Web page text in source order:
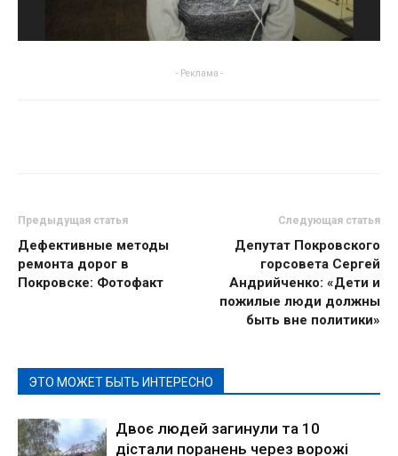
- Реклама -
Предыдущая статья
Дефективные методы
ремонта дорог в
Покровске: Фотофакт
Следующая статья
Депутат Покровского
горсовета Сергей
Андрийченко: «Дети и
пожилые люди должны
быть вне политики»
ЭТО МОЖЕТ БЫТЬ ИНТЕРЕСНО
Двоє людей загинули та 10
дістали поранень через ворожі